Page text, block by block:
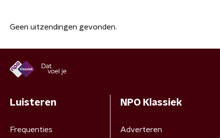
Geen uitzendingen gevonden.
Luisteren
Frequenties
NPO Klassiek
Adverteren